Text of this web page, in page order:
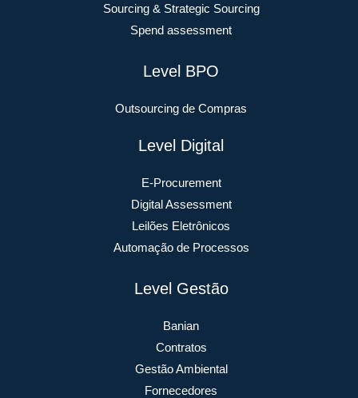
Sourcing & Strategic Sourcing
Spend assessment
Level BPO
Outsourcing de Compras
Level Digital
E-Procurement
Digital Assessment
Leilões Eletrônicos
Automação de Processos
Level Gestão
Banian
Contratos
Gestão Ambiental
Fornecedores